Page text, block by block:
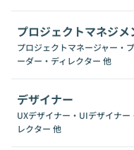
プロジェクトマネジメ
プロジェクトマネージャー・
ーダー・ディレクター 他
デザイナー
UXデザイナー・UIデザイナ
レクター 他